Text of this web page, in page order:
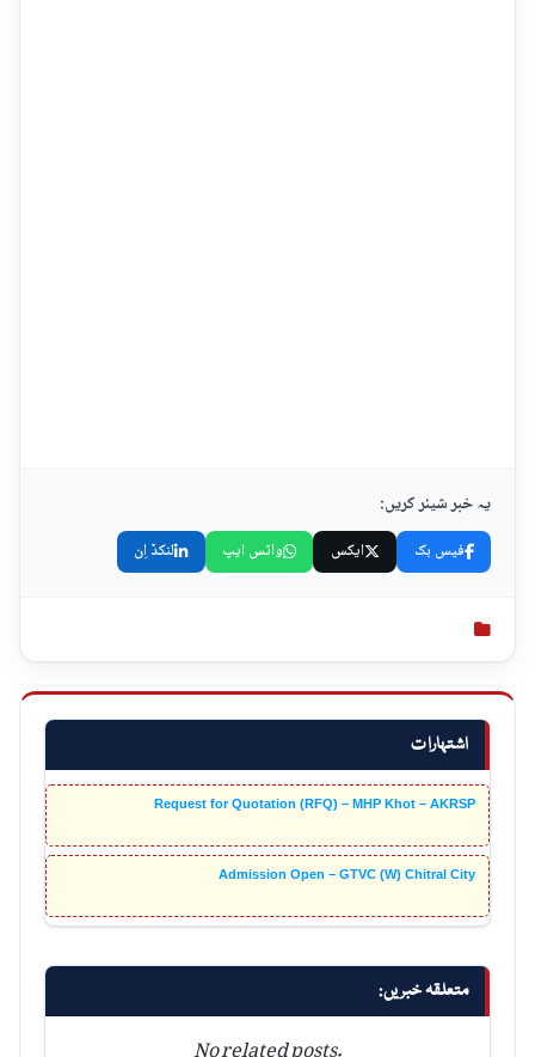
اشتہارات
Request for Quotation (RFQ) – MHP Khot – AKRSP
Admission Open – GTVC (W) Chitral City
متعلقہ خبریں:
No related posts.
یہ خبر شیئر کریں:
فیس بک ایکس واٹس ایپ لنکڈ اِن